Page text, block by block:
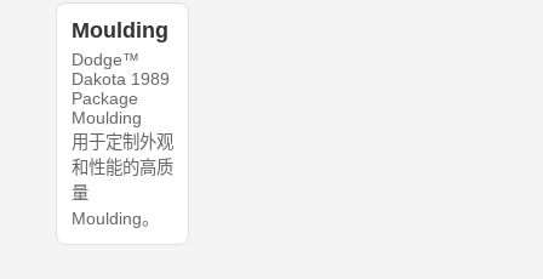
Moulding
Dodge™
Dakota 1989
Package
Moulding
用于定制外观
和性能的高质
量
Moulding。